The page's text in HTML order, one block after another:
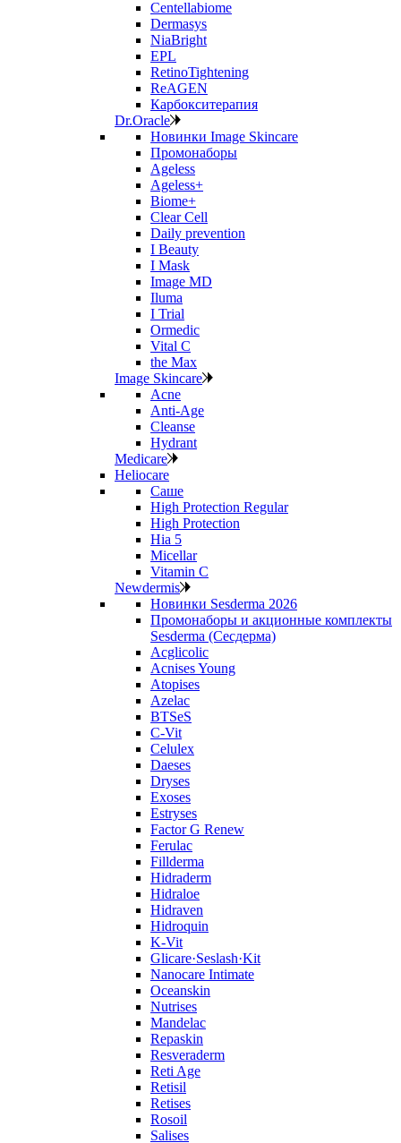
Centellabiome
Dermasys
NiaBright
EPL
RetinoTightening
ReAGEN
Карбокситерапия
Dr.Oracle
Новинки Image Skincare
Промонаборы
Ageless
Ageless+
Biome+
Clear Cell
Daily prevention
I Beauty
I Mask
Image MD
Iluma
I Trial
Ormedic
Vital C
the Max
Image Skincare
Acne
Anti‑Age
Cleanse
Hydrant
Medicare
Heliocare
Саше
High Protection Regular
High Protection
Hia 5
Micellar
Vitamin C
Newdermis
Новинки Sesderma 2026
Промонаборы и акционные комплекты
Sesderma (Сесдерма)
Acglicolic
Acnises Young
Atopises
Azelac
BTSeS
C‑Vit
Celulex
Daeses
Dryses
Exoses
Estryses
Factor G Renew
Ferulac
Fillderma
Hidraderm
Hidraloe
Hidraven
Hidroquin
K-Vit
Glicare·Seslash·Kit
Nanocare Intimate
Oceanskin
Nutrises
Mandelac
Repaskin
Resveraderm
Reti Age
Retisil
Retises
Rosoil
Salises